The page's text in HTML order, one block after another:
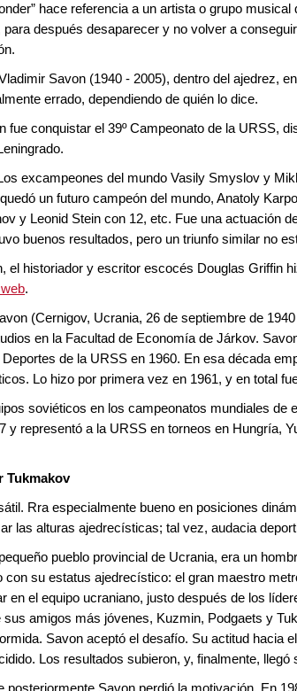
hace referencia a un artista o grupo
después desaparecer y no volver a
Savon (1940 - 2005), dentro del ajedrez,
errado, dependiendo de quién lo dice.
fue conquistar el 39º Campeonato de la URSS,
excampeones del mundo Vasily Smyslov y
un futuro campeón del mundo, Anatoly
y Leonid Stein con 12, etc. Fue una actuación
buenos resultados, pero un triunfo similar no
el historiador y escritor escocés Douglas Griffin
.
(Cernigov, Ucrania, 26 de septiembre de
en la Facultad de Economía de Járkov.
de la URSS en 1960. En esa década
Lo hizo por primera vez en 1961, y en total
soviéticos en los campeonatos mundiales de
y representó a la URSS en torneos en Hungría,
Tukmakov
Rra especialmente bueno en posiciones
las alturas ajedrecísticas; tal vez, audacia
pueblo provincial de Ucrania, era un
con su estatus ajedrecístico: el gran maestro
en el equipo ucraniano, justo después de los
sus amigos más jóvenes, Kuzmin, Podgaets y
Savon aceptó el desafío. Su actitud hacia
Los resultados subieron, y, finalmente, llegó